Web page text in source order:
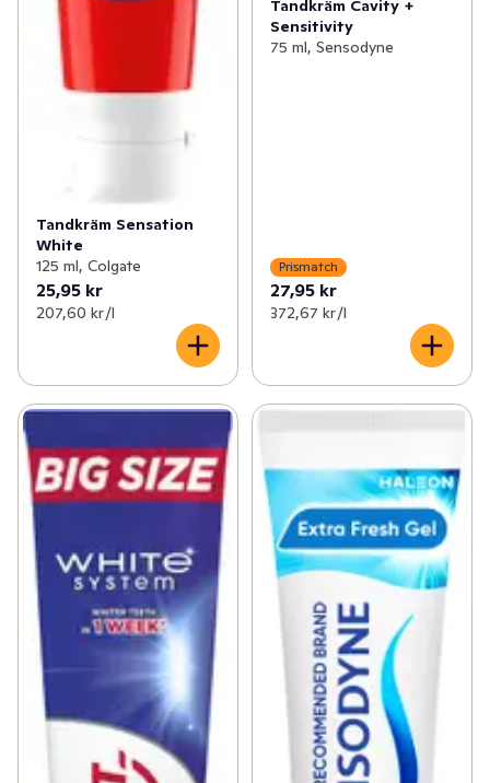
Tandkräm Sensation
White
125 ml, Colgate
25,95 kr
207,60 kr /l
Tandkräm Cavity +
Sensitivity
75 ml, Sensodyne
Prismatch
27,95 kr
372,67 kr /l